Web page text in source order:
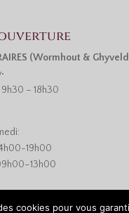
(Wormhout &
– 18h30
19h00
cookies pour vous